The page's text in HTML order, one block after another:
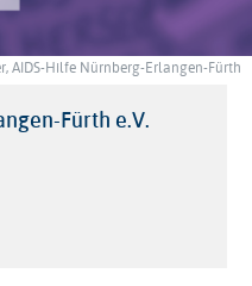
AIDS-Hilfe Nürnberg-Erlangen-Fürth
Fürth e.V.